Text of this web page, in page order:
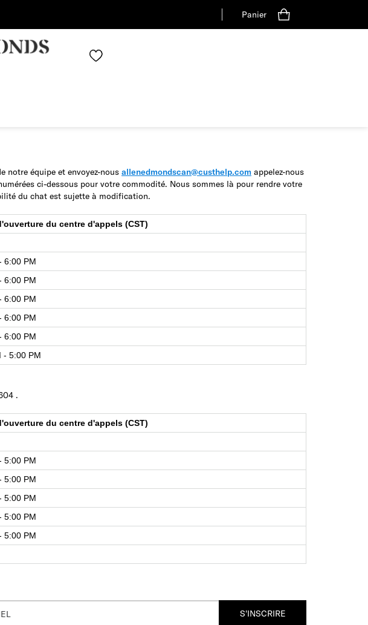
Panier
notre équipe et envoyez-nous allenedmondscan@custhelp.com appelez-nous
ci-dessous pour votre commodité. Nous sommes là pour rendre votre
du chat est sujette à modification.
du centre d'appels (CST)
6:00 PM
6:00 PM
6:00 PM
6:00 PM
6:00 PM
- 5:00 PM
.
du centre d'appels (CST)
5:00 PM
5:00 PM
5:00 PM
5:00 PM
5:00 PM
S'INSCRIRE